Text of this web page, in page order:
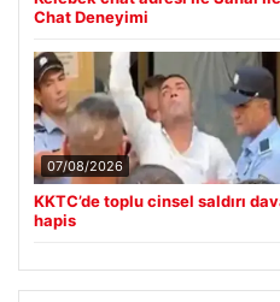
Chat Deneyimi
07/08/2026
KKTC’de toplu cinsel saldırı
hapis